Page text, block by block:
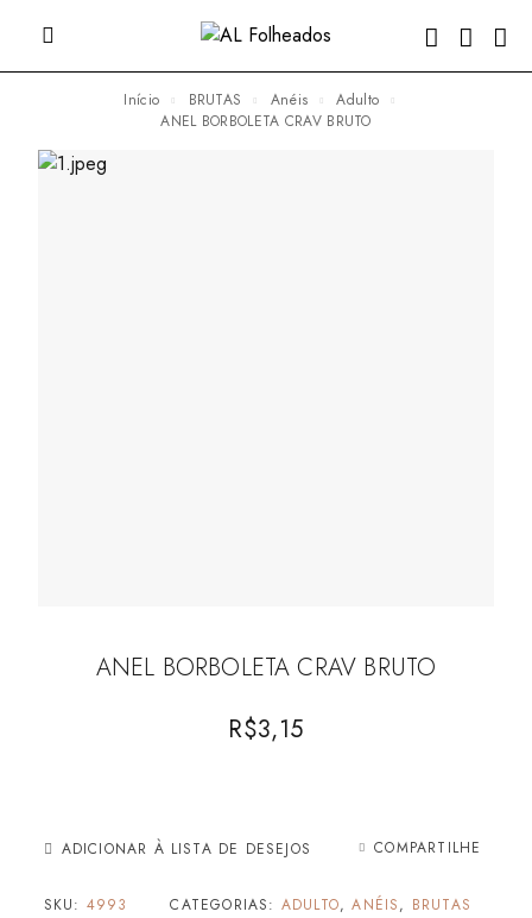
Início BRUTAS Anéis
Adulto
ANEL BORBOLETA CRAV BRUTO
ANEL BORBOLETA CRAV BRUTO
R$3,15
ADICIONAR À LISTA DE DESEJOS COMPARTILHE
SKU: 4993 CATEGORIAS: ADULTO,ANÉIS, BRUTAS